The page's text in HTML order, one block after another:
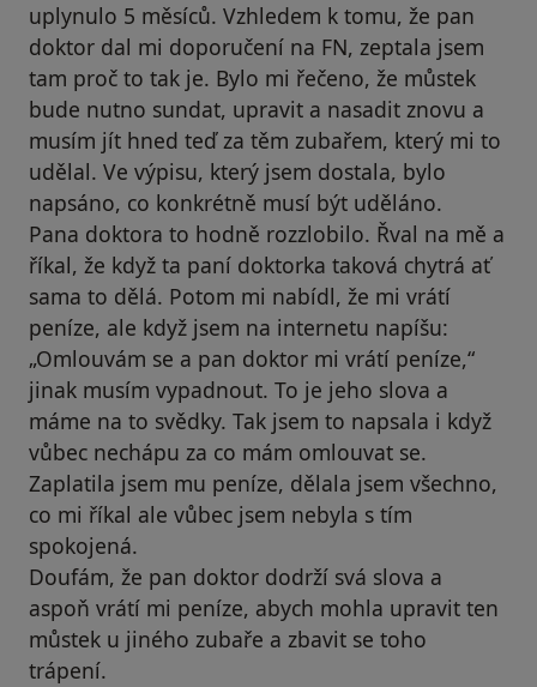
uplynulo 5 měsíců. Vzhledem k tomu, že pan
doktor dal mi doporučení na FN, zeptala jsem
tam proč to tak je. Bylo mi řečeno, že můstek
bude nutno sundat, upravit a nasadit znovu a
musím jít hned teď za těm zubařem, který mi to
udělal. Ve výpisu, který jsem dostala, bylo
napsáno, co konkrétně musí být uděláno.
Pana doktora to hodně rozzlobilo. Řval na mě a
říkal, že když ta paní doktorka taková chytrá ať
sama to dělá. Potom mi nabídl, že mi vrátí
peníze, ale když jsem na internetu napíšu:
„Omlouvám se a pan doktor mi vrátí peníze,“
jinak musím vypadnout. To je jeho slova a
máme na to svědky. Tak jsem to napsala i když
vůbec nechápu za co mám omlouvat se.
Zaplatila jsem mu peníze, dělala jsem všechno,
co mi říkal ale vůbec jsem nebyla s tím
spokojená.
Doufám, že pan doktor dodrží svá slova a
aspoň vrátí mi peníze, abych mohla upravit ten
můstek u jiného zubaře a zbavit se toho
trápení.